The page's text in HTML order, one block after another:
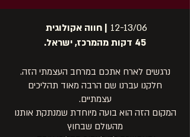
12-13/06 | חווה אקולוגית
45 דקות מהמרכז, ישראל.
נרגשים לארח אתכם במרחב העצמתי הזה.
חלקנו עברנו שם הרבה מאוד תהליכים
עצמתיים.
המקום הזה הוא בועה מיוחדת שמנתקת אותנו
מהעולם שבחוץ